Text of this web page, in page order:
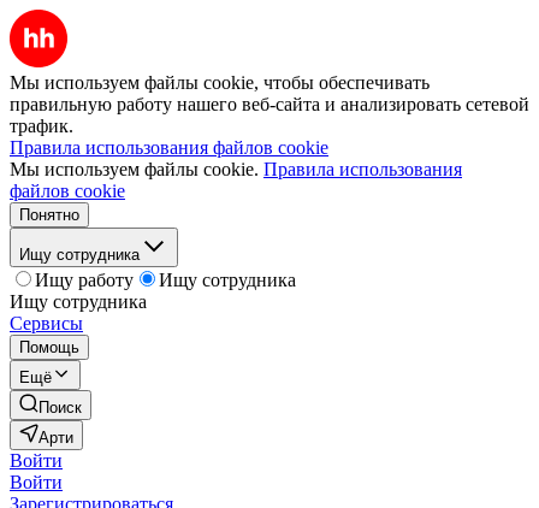
Мы используем файлы cookie, чтобы обеспечивать
правильную работу нашего веб-сайта и анализировать сетевой
трафик.
Правила использования файлов cookie
Мы используем файлы cookie. Правила использования
файлов cookie
Понятно
Ищу сотрудника
Ищу работу
Ищу сотрудника
Ищу сотрудника
Сервисы
Помощь
Ещё
Поиск
Арти
Войти
Войти
Зарегистрироваться